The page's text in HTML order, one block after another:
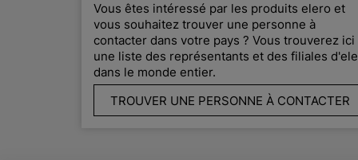
Vous êtes intéressé par les produits elero et
vous souhaitez trouver une personne à
contacter dans votre pays ? Vous trouverez ici
une liste des représentants et des filiales
dans le monde entier.
TROUVER UNE PERSONNE À CONTACTER